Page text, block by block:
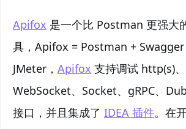
Apifox 是一个比 Postman 更强大
具，Apifox = Postman +
JMeter， Apifox 支持调试 http(s)、
WebSocket、Socket、gRPC、
接口，并且集成了 IDEA 插件。在